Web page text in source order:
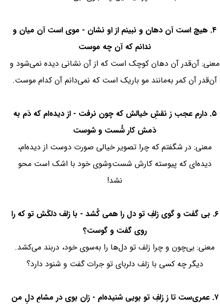
۴. هیچ است آن دهان و نبینم از او نشان - موی است آن میان و
ندانم که آن چه موست
معنی: آن‌قدر آن دهان کوچک است که از آن نشانی دیده نمی‌شود و
آن‌قدر آن کمر به‌مانند مو باریک است که نمی‌دانم آن کدام موست.
۵. دارم عجب ز نقشِ خیالش که چون نرفت - از دیده‌ام که دَم به
دَمش کار شُست و شوست
معنی: در شگفتم که چرا تصویر خیالی صورت دوست از دیده‌ام،
دیده‌ای که پیوسته کارش شست‌و‌شوی خود با اشک است محو
نشد!
۶. بی گفت و گوی زلفِ تو دل را همی کُشد - با زلف دلکَش تو که را
روی گفت و گوست؟
معنی: بی‌چون و چرا زلف تو دل‌ها را به‌سوی خود، دربند می‌کشد.
دیگر چه کسی با زلف دلربای تو جرات گفت و شنود دارد؟
۷. عمری‌ست تا ز زلفِ تو بویی شنیده‌ام - زان بوی در مشامِ دلِ من